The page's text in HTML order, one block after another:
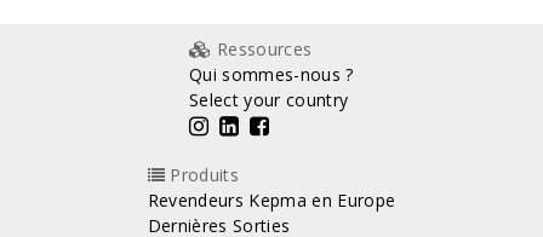
Ressources
Qui sommes-nous ?
Select your country
Produits
Revendeurs Kepma en Europe
Dernières Sorties